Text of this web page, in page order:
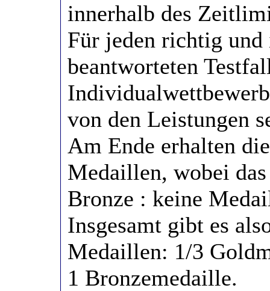
innerhalb des
Für jeden richtig
beantworteten
von den Leistungen
Am Ende erhalten
Medaillen, wobei
Bronze : keine
Insgesamt gibt es
Medaillen: 1/3
1 Bronzemedaille.